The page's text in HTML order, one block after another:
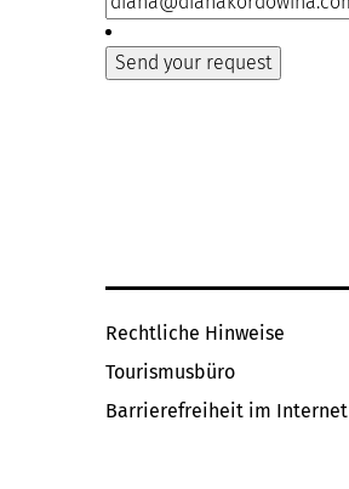
Rechtliche Hinweise
Tourismusbüro
Barrierefreiheit im Internet